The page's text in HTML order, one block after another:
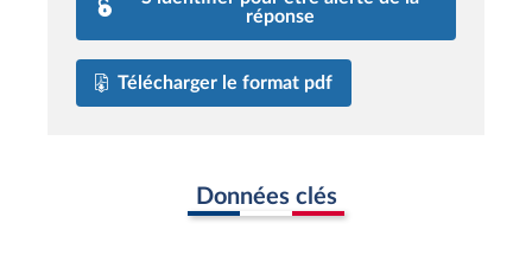
réponse
Télécharger le format pdf
Données clés